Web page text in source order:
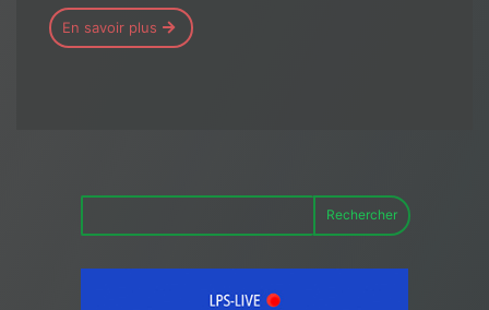
En savoir plus
Rechercher